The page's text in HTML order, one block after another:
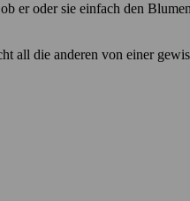
er oder sie einfach den
all die anderen von einer